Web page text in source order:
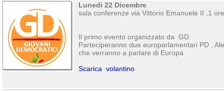
Lunedi 22 Dicembre
sala conferenze via Vittorio Emanuele II ,1
Il primo evento organizzato da GD.
Parteciperanno due europarlamentari PD ,
che verranno a parlare di Europa
Scarica volantino